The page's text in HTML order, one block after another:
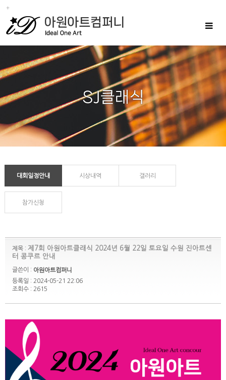
Toggle
대회일정안내 시상내역 갤러리
참가신청
제목 : 제7회 아원아트클래식 2024년 6월 22일 토요일 수원 진아트센
터 콩쿠르 안내
글쓴이 : 아원아트컴퍼니
등록일 : 2024-05-21 22:06
조회수 : 2615